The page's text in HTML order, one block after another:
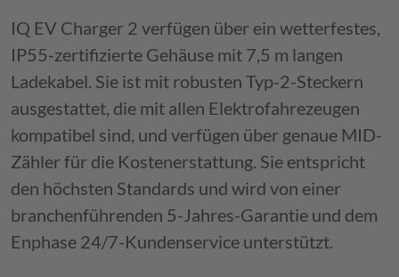
IQ EV Charger 2 verfügen über ein wetterfestes,
IP55-zertifizierte Gehäuse mit 7,5 m langen
Ladekabel. Sie ist mit robusten Typ-2-Steckern
ausgestattet, die mit allen Elektrofahrezeugen
kompatibel sind, und verfügen über genaue MID-
Zähler für die Kostenerstattung. Sie entspricht
den höchsten Standards und wird von einer
branchenführenden 5-Jahres-Garantie und dem
Enphase 24/7-Kundenservice unterstützt.
BALKONBESCHICHTUNGEN
FUSSBÖDEN